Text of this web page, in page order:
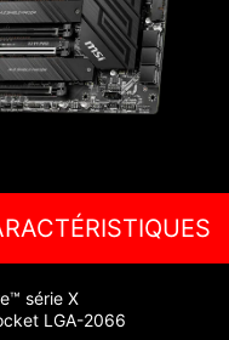
série X
LGA-2066